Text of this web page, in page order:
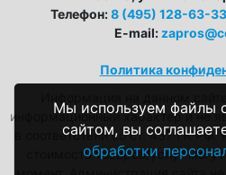
С
Телефон:8 (495) 128-63-33
E-mail:
Политика
информационный характер и не
в соответствии со ст. 437 ГК РФ.
стоимость товаров/услуг
Мы используем файлы
сайтом, вы
обработки